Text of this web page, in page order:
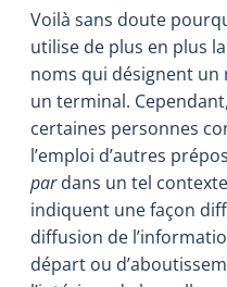
Voilà sans doute
utilise de plus en plus
noms qui désignent un
un terminal.
certaines personnes
l’emploi d’autres
pardans un tel
indiquent une façon
diffusion de
départ ou